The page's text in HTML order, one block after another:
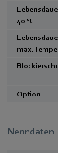
40 °C
max.
Option
Nenndaten